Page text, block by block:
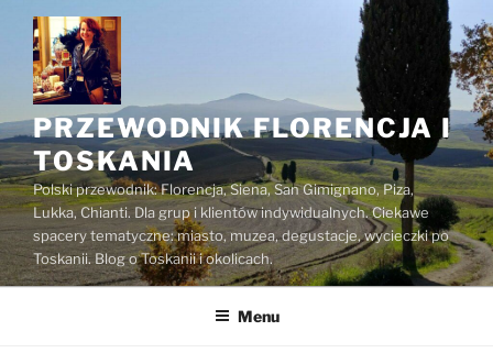
Przejdź
treści
PRZEWODNIK FLORENCJA I
TOSKANIA
Polski przewodnik: Florencja, Siena, San Gimignano, Piza,
Lukka, Chianti. Dla grup i klientów indywidualnych. Ciekawe
spacery tematyczne: miasto, muzea, degustacje, wycieczki po
Toskanii. Blog o Toskanii i okolicach.
Menu